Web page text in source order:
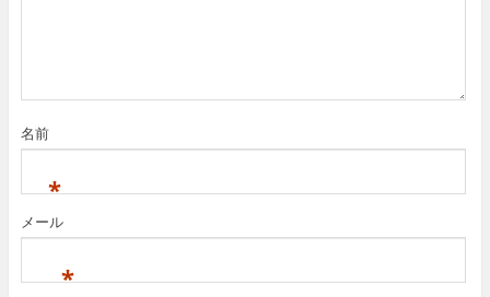
名前
*
メール
*